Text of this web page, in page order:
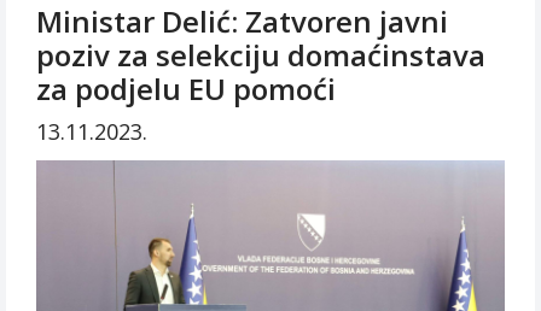
Ministar Delić: Zatvoren javni
poziv za selekciju domaćinstava
za podjelu EU pomoći
13.11.2023.